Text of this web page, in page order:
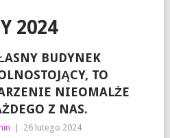
2024
BUDYNEK
TO
NIEOMALŻE
Z NAS.
26 lutego 2024